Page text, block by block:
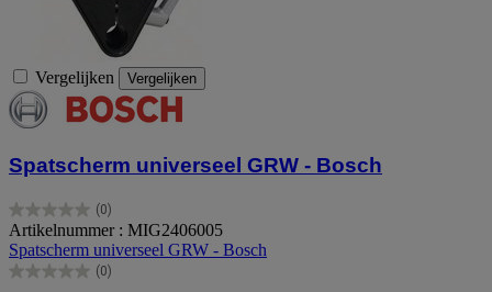
Vergelijken Vergelijken
Spatscherm universeel GRW - Bosch
(0)
0.0
van
de
5
Artikelnummer : MIG2406005
Spatscherm universeel GRW - Bosch
(0)
0.0